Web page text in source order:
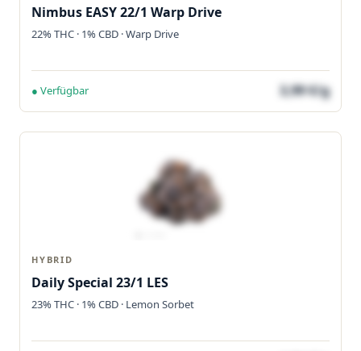
Nimbus EASY 22/1 Warp Drive
22% THC · 1% CBD · Warp Drive
● Verfügbar 3,99 €/g
HYBRID
Daily Special 23/1 LES
23% THC · 1% CBD · Lemon Sorbet